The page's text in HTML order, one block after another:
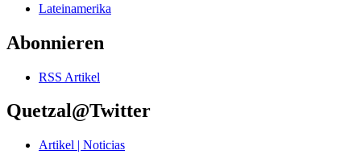
Lateinamerika
Abonnieren
RSS Artikel
Quetzal@Twitter
Artikel | Noticias